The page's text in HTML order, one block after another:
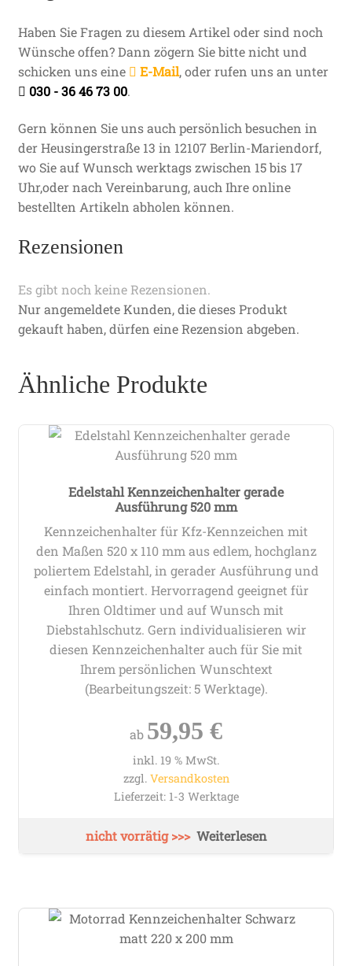
Haben Sie Fragen zu diesem Artikel oder sind noch
Wünsche offen? Dann zögern Sie bitte nicht und
schicken uns eine
E-Mail, oder rufen uns an unter
030 - 36 46 73 00.
Gern können Sie uns auch persönlich besuchen in
der Heusingerstraße 13 in 12107 Berlin-Mariendorf,
wo Sie auf Wunsch werktags zwischen 15 bis 17
Uhr,oder nach Vereinbarung, auch Ihre online
bestellten Artikeln abholen können.
Rezensionen
Es gibt noch keine Rezensionen.
Nur angemeldete Kunden, die dieses Produkt
gekauft haben, dürfen eine Rezension abgeben.
Ähnliche Produkte
Edelstahl Kennzeichenhalter gerade
Ausführung 520 mm
Kennzeichenhalter für Kfz-Kennzeichen mit
den Maßen 520 x 110 mm aus edlem, hochglanz
poliertem Edelstahl, in gerader Ausführung und
einfach montiert. Hervorragend geeignet für
Ihren Oldtimer und auf Wunsch mit
Diebstahlschutz. Gern individualisieren wir
diesen Kennzeichenhalter auch für Sie mit
Ihrem persönlichen Wunschtext
(Bearbeitungszeit: 5 Werktage).
ab 59,95 €
inkl. 19 % MwSt.
zzgl. Versandkosten
Lieferzeit: 1-3 Werktage
Weiterlesen